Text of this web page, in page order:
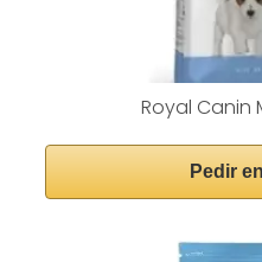
Royal Canin
Pedir